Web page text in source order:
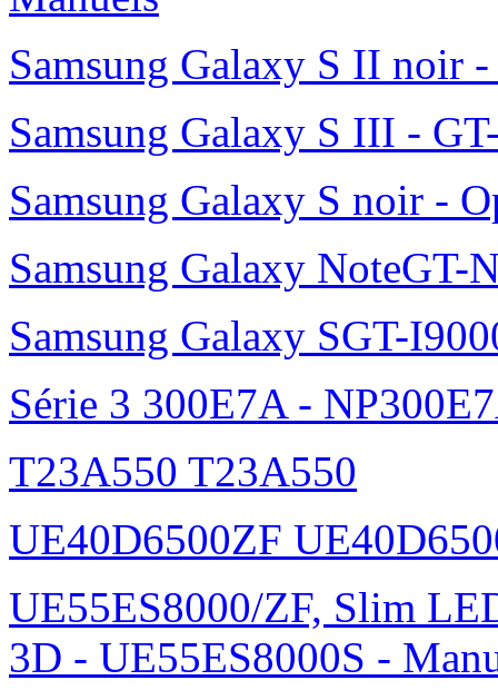
Samsung Galaxy S II noir
Samsung Galaxy S III -
Samsung Galaxy S noir -
Samsung Galaxy NoteGT-
Samsung Galaxy SGT-
Série 3 300E7A -
T23A550 T23A550
UE40D6500ZF
UE55ES8000/ZF, Slim
3D - UE55ES8000S -